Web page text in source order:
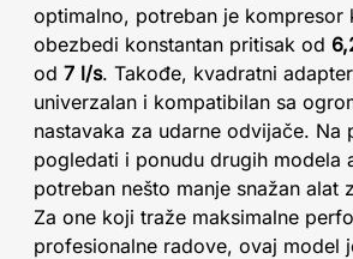
optimalno, potreban je kompresor
obezbedi konstantan pritisak od
od 7 l/s. Takođe, kvadratni
univerzalan i kompatibilan sa
nastavaka za udarne odvijače. Na
pogledati i ponudu drugih modela
potreban nešto manje snažan alat
Za one koji traže maksimalne
profesionalne radove, ovaj model